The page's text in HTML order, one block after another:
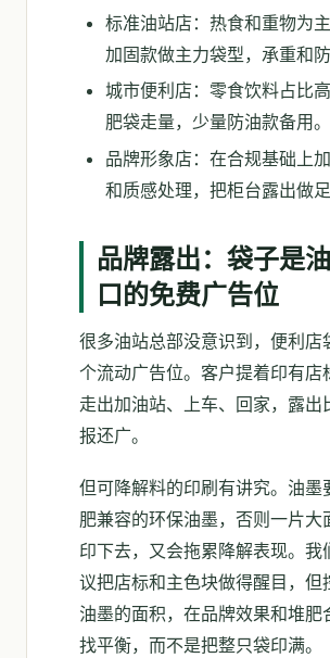
标准油站店：热食和重物为
加固款做主力袋型，承重和防
城市便利店：零食饮料占比
肥袋走量，少量防油款备用。
品牌形象店：在合规基础上
和质感处理，把柜台露出做足
品牌露出：袋子是
口的免费广告位
很多油站总部没意识到，便利店
个流动广告位。客户提着印有店
走出加油站、上车、回家，露出
报还广。
但可降解料的印刷有讲究。油墨
肥兼容的环保油墨，否则一片大
印下去，又会拖累降解表现。我
议把店标和主色块做得醒目，但
油墨的面积，在品牌效果和堆肥
找平衡，而不是把整只袋印满。